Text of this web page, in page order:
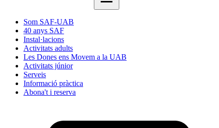
Som SAF-UAB
40 anys SAF
Instal·lacions
Activitats adults
Les Dones ens Movem a la UAB
Activitats júnior
Serveis
Informació pràctica
Abona't i reserva